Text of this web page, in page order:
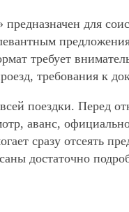
для
требует
требования к
поездки. Перед
аванс,
сразу отсеять
достаточно